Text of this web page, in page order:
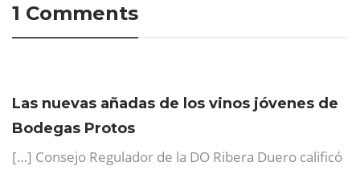
1 Comments
Las nuevas añadas de los vinos jóvenes de
Bodegas Protos
[…] Consejo Regulador de la DO Ribera Duero calificó